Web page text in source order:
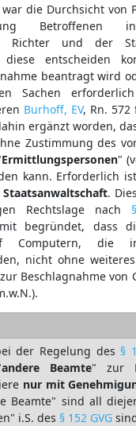
war die Durchsicht von
Betroffenen
Richter und der
diese entscheiden
beantragt wird
Sachen
Burhoff, EV, Rn. 572
ergänzt worden,
Zustimmung des
Ermittlungspersonen"
kann. Erforderlich
Staatsanwaltschaft.
Rechtslage nach
begründet, dass
Computern, die
nicht ohne
Beschlagnahme von
der Regelung des §
andere Beamte" zur
nur mit
Beamte" sind all
i.S. des § 152 GVG